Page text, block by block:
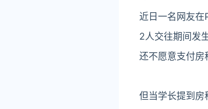
近日一名网友在
2人交往期间发
还不愿意支付房
但当学长提到房